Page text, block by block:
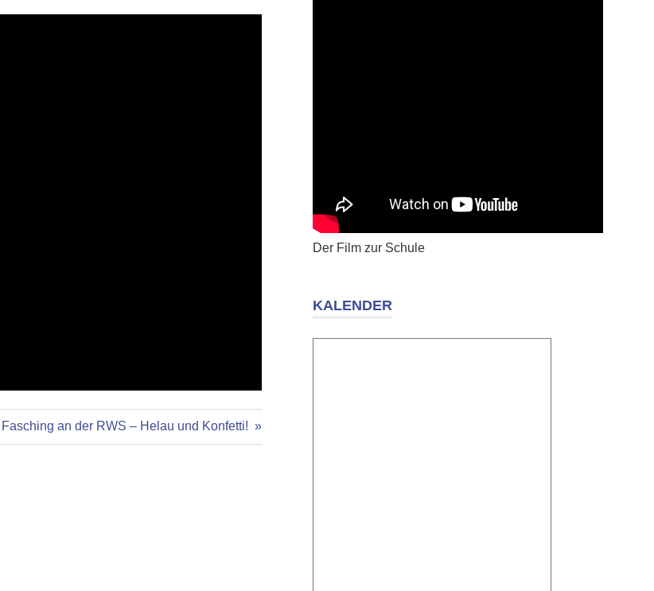
Nächster
Beitrag:
Fasching an der RWS – Helau und Konfetti!
Der Film zur Schule
KALENDER